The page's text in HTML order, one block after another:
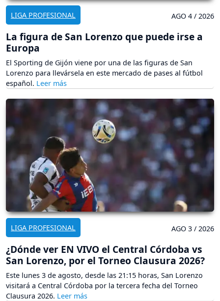
LIGA PROFESIONAL AGO 4 / 2026
La figura de San Lorenzo que puede irse a
Europa
El Sporting de Gijón viene por una de las figuras de San
Lorenzo para llevársela en este mercado de pases al fútbol
español.
LIGA PROFESIONAL AGO 3 / 2026
¿Dónde ver EN VIVO el Central Córdoba vs
San Lorenzo, por el Torneo Clausura 2026?
Este lunes 3 de agosto, desde las 21:15 horas, San Lorenzo
visitará a Central Córdoba por la tercera fecha del Torneo
Clausura 2026.